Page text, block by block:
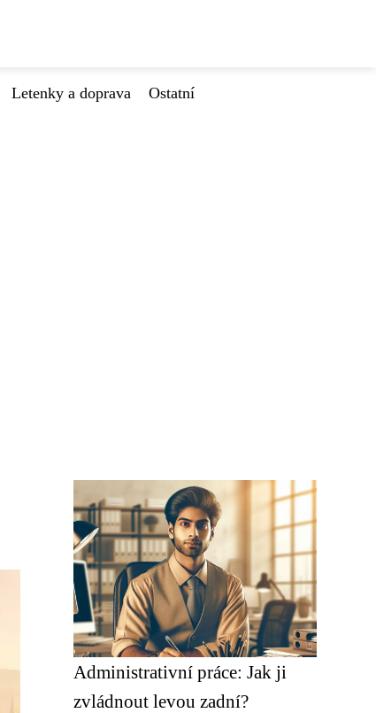
Letenky a doprava
Ostatní
Administrativní práce: Jak ji
zvládnout levou zadní?